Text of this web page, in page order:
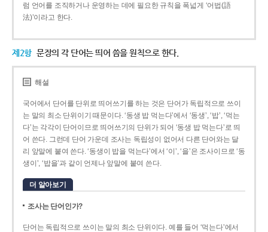
럼 언어를 조직하거나 운영하는 데에 필요한 규칙을 폭넓게 ‘어법(語
法)’이라고 한다.
제2항 문장의 각 단어는 띄어 씀을 원칙으로 한다.
해설
국어에서 단어를 단위로 띄어쓰기를 하는 것은 단어가 독립적으로 쓰이
는 말의 최소 단위이기 때문이다. ‘동생 밥 먹는다’에서 ‘동생’, ‘밥’, ‘먹는
다’는 각각이 단어이므로 띄어쓰기의 단위가 되어 ‘동생 밥 먹는다’로 띄
어 쓴다. 그런데 단어 가운데 조사는 독립성이 없어서 다른 단어와는 달
리 앞말에 붙여 쓴다. ‘동생이 밥을 먹는다’에서 ‘이’, ‘을’은 조사이므로 ‘동
생이’, ‘밥을’과 같이 언제나 앞말에 붙여 쓴다.
더 알아보기
조사는 단어인가?
단어는 독립적으로 쓰이는 말의 최소 단위이다. 예를 들어 ‘먹는다’에서